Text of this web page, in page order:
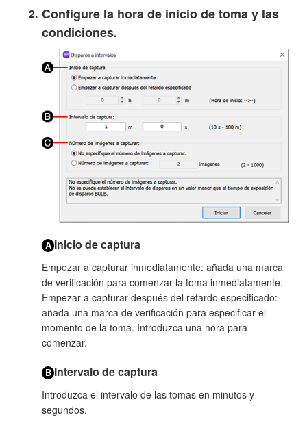
Configure la hora de inicio de toma y las
condiciones.
A Inicio de captura
Empezar a capturar inmediatamente: añada una marca
de verificación para comenzar la toma inmediatamente.
Empezar a capturar después del retardo especificado:
añada una marca de verificación para especificar el
momento de la toma. Introduzca una hora para
comenzar.
B Intervalo de captura
Introduzca el intervalo de las tomas en minutos y
segundos.